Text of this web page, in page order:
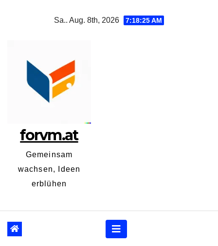
Sa.. Aug. 8th, 2026 7:18:26 AM
forvm.at
Gemeinsam
wachsen, Ideen
erblühen